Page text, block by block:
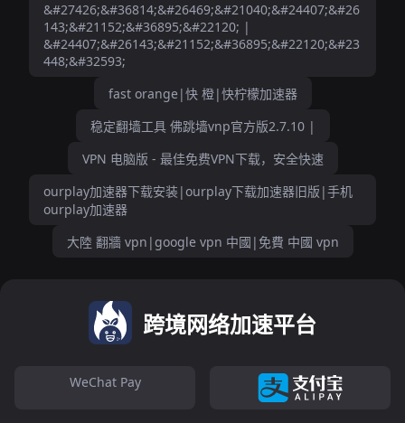
&#27426;&#36814;&#26469;&#21040;&#24407;&#26
143;&#21152;&#36895;&#22120; |
&#24407;&#26143;&#21152;&#36895;&#22120;&#23
448;&#32593;
fast orange|快 橙|快柠檬加速器
稳定翻墙工具 佛跳墙vnp官方版2.7.10 |
VPN 电脑版 - 最佳免费VPN下载，安全快速
ourplay加速器下载安装|ourplay下载加速器旧版|手机
ourplay加速器
大陸 翻牆 vpn|google vpn 中國|免費 中國 vpn
跨境网络加速平台
WeChat Pay